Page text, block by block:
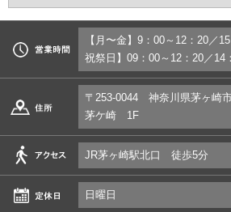
【月〜金】9：00～12：20／
祝祭日】09：00～12：20／14
〒253-0044 神奈川県茅ヶ崎
茅ケ崎 1F
JR茅ヶ崎駅北口 徒歩5分
日曜日